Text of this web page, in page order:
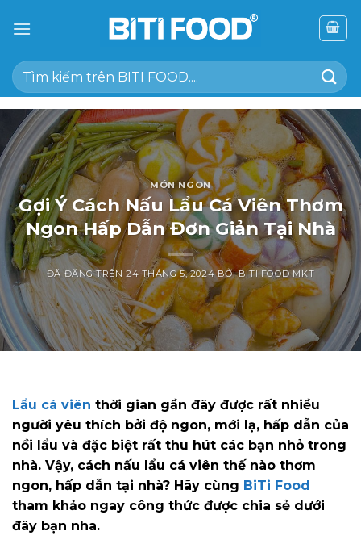
đến
dung
Tìm
kiếm:
MÓN NGON
Gợi Ý Cách Nấu Lẩu Cá Viên Thơm
Ngon Hấp Dẫn Đơn Giản Tại Nhà
ĐÃ ĐĂNG TRÊN24 THÁNG 5, 2024 BỞIBITI FOOD MKT
Lẩu cá viên thời gian gần đây được rất nhiều
người yêu thích bởi độ ngon, mới lạ, hấp dẫn của
nồi lẩu và đặc biệt rất thu hút các bạn nhỏ trong
nhà. Vậy, cách nấu lẩu cá viên thế nào thơm
ngon, hấp dẫn tại nhà? Hãy cùng BiTi Food
tham khảo ngay công thức được chia sẻ dưới
đây bạn nha.